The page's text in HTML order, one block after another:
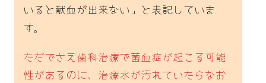
いると献血が出来ない」と表記していま
す。
ただでさえ歯科治療で菌血症が起こる可能
性があるのに、治療水が汚れていたらなお